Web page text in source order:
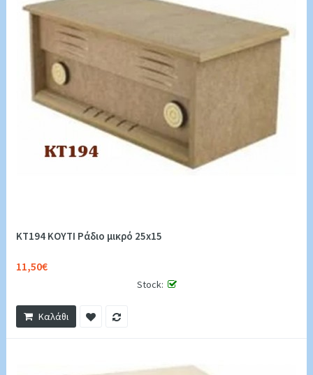
KT194 ΚΟΥΤΙ Ράδιο μικρό 25x15
11,50€
Stock:
Καλάθι